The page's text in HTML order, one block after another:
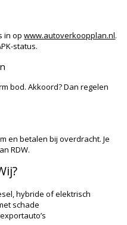
in opwww.autoverkoopplan.nl.
status.
bod. Akkoord? Dan regelen
en betalen bij overdracht. Je
RDW.
hybride of elektrisch
schade